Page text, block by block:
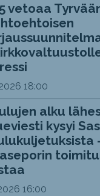
vetoaa
18:00
alku
kysyi
16:00